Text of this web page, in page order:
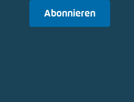
Abonnieren